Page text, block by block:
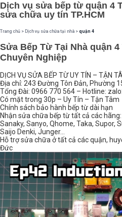
Dịch vụ sửa bếp từ quận 4
sửa chữa uy tín TP.HCM
Trang chủ > Dịch vụ sửa chữa tại nhà > quận 4
Sửa Bếp Từ Tại Nhà quận 4
Chuyên Nghiệp
DỊCH VỤ SỬA BẾP TỪ UY TÍN – TẬN
Địa chỉ: 243 Đường Tôn Đản, Phường
Tổng Đài: 0966 770 564 – Hotline:
Có mặt trong 30p – Uy Tín – Tận Tâm
Chính sách bảo hành bếp từ dài hạn
Nhận sửa chữa bếp từ tất cả các
Sanaky, Sanyo, Qhome, Taka, Supor,
Saijo Denki, Junger…
Hỗ trợ sửa chữa ở tất cả các quận,
Đức